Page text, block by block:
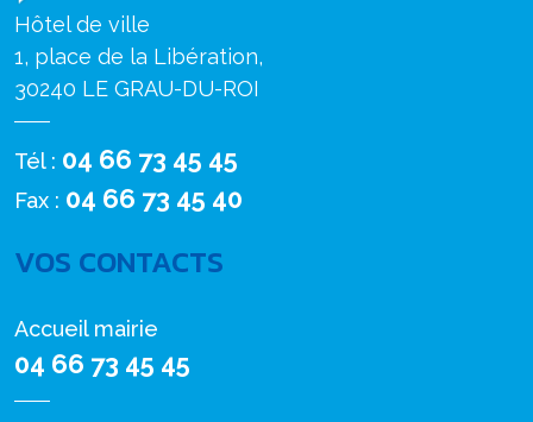
Hôtel de ville
1, place de la Libération,
30240 LE GRAU-DU-ROI
Tél : 04 66 73 45 45
Fax : 04 66 73 45 40
VOS CONTACTS
Accueil mairie
04 66 73 45 45